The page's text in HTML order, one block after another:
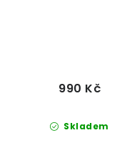
Skladem
990 Kč